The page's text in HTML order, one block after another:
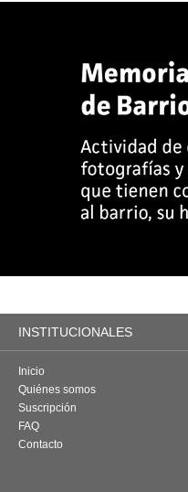
INSTITUCIONALES
Inicio
Quiénes somos
Suscripción
FAQ
Contacto